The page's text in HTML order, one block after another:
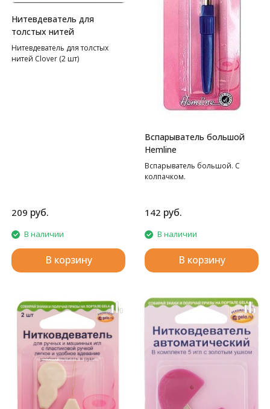
Нитевдеватель для
толстых нитей
Нитевдеватель для толстых
нитей Clover (2 шт)
209 руб.
В наличии
В корзину
Вспарыватель большой
Hemline
Вспарыватель большой. С
колпачком.
142 руб.
В наличии
В корзину